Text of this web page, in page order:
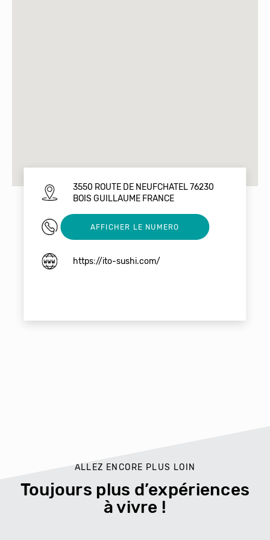
3550 ROUTE DE NEUFCHATEL 76230
BOIS GUILLAUME FRANCE
0987171418
AFFICHER LE NUMERO
https://ito-sushi.com/
ALLEZ ENCORE PLUS LOIN
Toujours plus d’expériences
à vivre !